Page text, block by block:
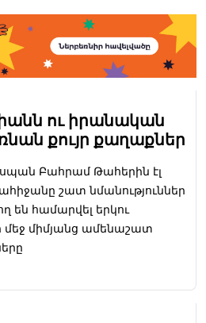
ու իրանական
քույր քաղաքներ
Բահրամ Թահերին էլ
շատ նմանություններ
են համարվել երկու
մեջ միմյանց ամենաշատ